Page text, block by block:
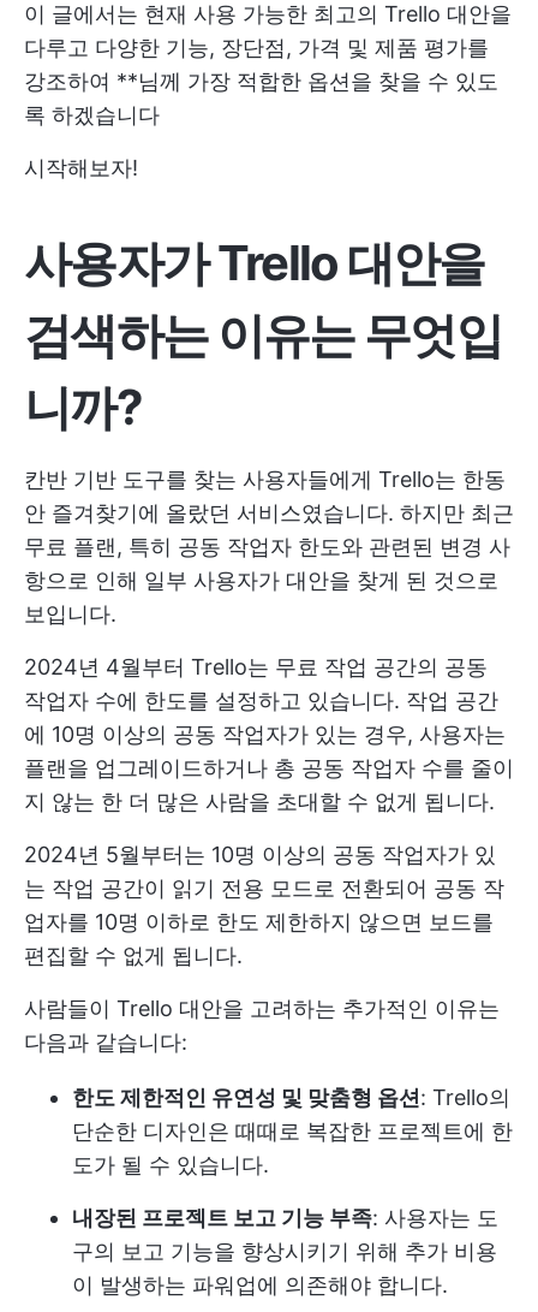
이 글에서는 현재 사용 가능한 최고의 Trello 대안을
다루고 다양한 기능, 장단점, 가격 및 제품 평가를
강조하여 **님께 가장 적합한 옵션을 찾을 수 있도
록 하겠습니다
시작해보자!
사용자가 Trello 대안을
검색하는 이유는 무엇입
니까?
칸반 기반 도구를 찾는 사용자들에게 Trello는 한동
안 즐겨찾기에 올랐던 서비스였습니다. 하지만 최근
무료 플랜, 특히 공동 작업자 한도와 관련된 변경 사
항으로 인해 일부 사용자가 대안을 찾게 된 것으로
보입니다.
2024년 4월부터 Trello는 무료 작업 공간의 공동
작업자 수에 한도를 설정하고 있습니다. 작업 공간
에 10명 이상의 공동 작업자가 있는 경우, 사용자는
플랜을 업그레이드하거나 총 공동 작업자 수를 줄이
지 않는 한 더 많은 사람을 초대할 수 없게 됩니다.
2024년 5월부터는 10명 이상의 공동 작업자가 있
는 작업 공간이 읽기 전용 모드로 전환되어 공동 작
업자를 10명 이하로 한도 제한하지 않으면 보드를
편집할 수 없게 됩니다.
사람들이 Trello 대안을 고려하는 추가적인 이유는
다음과 같습니다:
한도 제한적인 유연성 및 맞춤형 옵션 : Trello의
단순한 디자인은 때때로 복잡한 프로젝트에 한
도가 될 수 있습니다.
내장된 프로젝트 보고 기능 부족: 사용자는 도
구의 보고 기능을 향상시키기 위해 추가 비용
이 발생하는 파워업에 의존해야 합니다.